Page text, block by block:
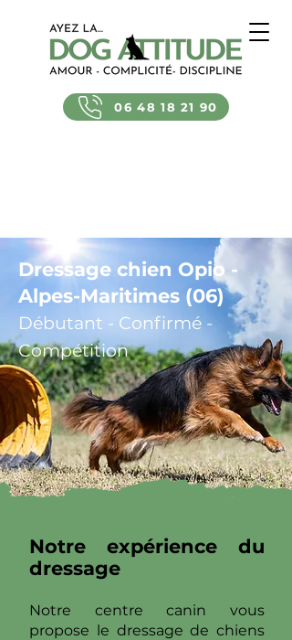
06 48 18 21 90
Dressage chien Opio -
Alpes-Maritimes (06)
Débutant - Confirmé -
Compétition
Notre expérience du
dressage
Notre centre canin vous
propose le dressage de chiens